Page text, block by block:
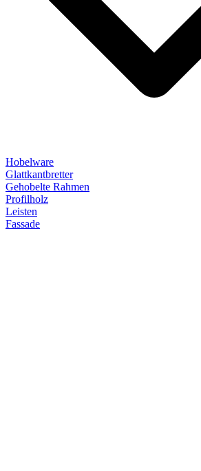
Hobelware
Glattkantbretter
Gehobelte Rahmen
Profilholz
Leisten
Fassade